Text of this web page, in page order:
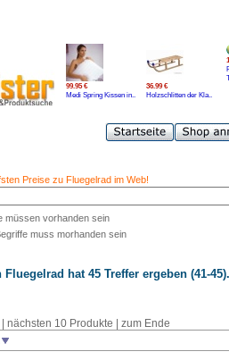
99.95 €
Medi Spring Kissen in..
36.99 €
Holzschlitten der Kla..
Preise zu Fluegelrad im Web!
müssen vorhanden sein
muss morhanden sein
Fluegelrad hat 45 Treffer ergeben (41-45).
| nächsten 10 Produkte | zum Ende